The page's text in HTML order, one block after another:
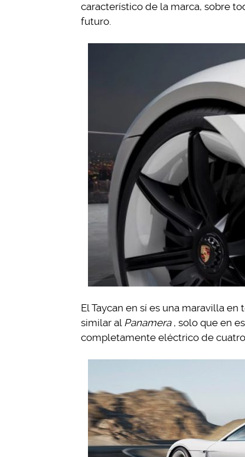
característico de la marca, sobre
futuro.
El Taycan en sí es una maravilla
similar al Panamera , solo que en
completamente eléctrico de